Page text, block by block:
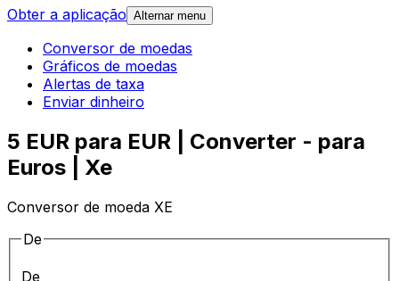
Obter a aplicação Alternar menu
Conversor de moedas
Gráficos de moedas
Alertas de taxa
Enviar dinheiro
5 EUR para EUR | Converter - para
Euros | Xe
Conversor de moeda XE
De
De